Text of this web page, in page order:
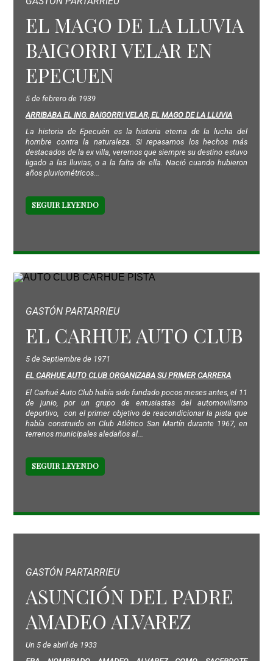
EL MAGO DE LA LLUVIA
BAIGORRI VELAR EN
EPECUEN
5 de febrero de 1939
ARRIBABA EL ING. BAIGORRI VELAR, EL MAGO DE LA LLUVIA
La historia de Epecuén es la historia eterna de la lucha del
hombre contra la naturaleza. Si repasamos los hechos más
destacados de la ex villa, veremos que siempre su destino estuvo
ligado a las lluvias, o a la falta de ella. Nació cuando hubieron
años pluviométricos...
SEGUIR LEYENDO
GASTÓN PARTARRIEU
EL CARHUE AUTO CLUB
5 de Septiembre de 1971
EL CARHUE AUTO CLUB ORGANIZABA SU PRIMER CARRERA
El Carhué Auto Club había sido fundado pocos meses antes, el 11
de junio, por un grupo de entusiastas del automovilismo
deportivo, con el primer objetivo de reacondicionar la pista que
había construido en Club Atlético San Martín durante 1967, en
terrenos municipales aledaños al...
SEGUIR LEYENDO
GASTÓN PARTARRIEU
ASUNCIÓN DEL PADRE
AMADEO ALVAREZ
Un 5 de abril de 1933